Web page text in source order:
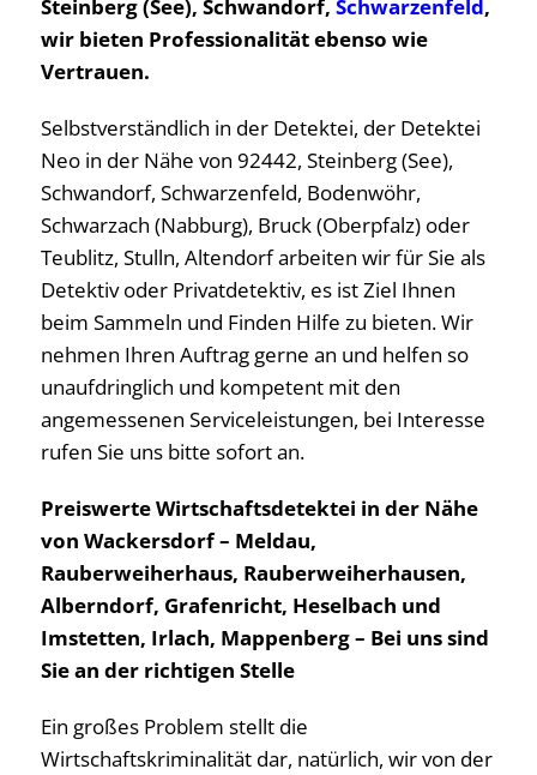
Steinberg (See), Schwandorf, Schwarzenfeld,
wir bieten Professionalität ebenso wie
Vertrauen.
Selbstverständlich in der Detektei, der Detektei
Neo in der Nähe von 92442, Steinberg (See),
Schwandorf, Schwarzenfeld, Bodenwöhr,
Schwarzach (Nabburg), Bruck (Oberpfalz) oder
Teublitz, Stulln, Altendorf arbeiten wir für Sie als
Detektiv oder Privatdetektiv, es ist Ziel Ihnen
beim Sammeln und Finden Hilfe zu bieten. Wir
nehmen Ihren Auftrag gerne an und helfen so
unaufdringlich und kompetent mit den
angemessenen Serviceleistungen, bei Interesse
rufen Sie uns bitte sofort an.
Preiswerte Wirtschaftsdetektei in der Nähe
von Wackersdorf – Meldau,
Rauberweiherhaus, Rauberweiherhausen,
Alberndorf, Grafenricht, Heselbach und
Imstetten, Irlach, Mappenberg – Bei uns sind
Sie an der richtigen Stelle
Ein großes Problem stellt die
Wirtschaftskriminalität dar, natürlich, wir von der